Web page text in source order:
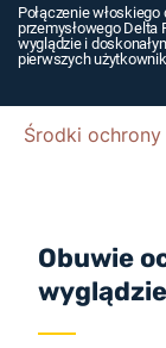
Połączenie
przemysłowego Delta
wyglądzie i
pierwszych
Środki
Obuwie
wyglądzie